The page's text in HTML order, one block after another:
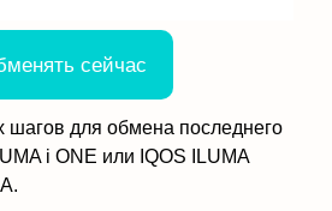
сейчас
шагов для обмена последнего
i ONE или IQOS ILUMA